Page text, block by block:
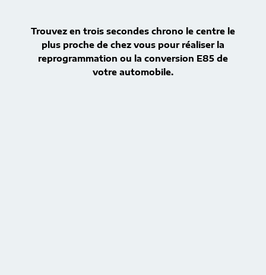
Trouvez en trois secondes chrono le centre le
plus proche de chez vous pour réaliser la
reprogrammation ou la conversion E85 de
votre automobile.